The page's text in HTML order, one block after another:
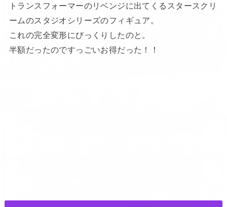
トランスフォーマーのリベンジに出てくるスタースクリ
ームのスタジオシリーズのフィギュア。
これの完全変形にびっくりしたのと。
半額だったのですっごいお得だった！！